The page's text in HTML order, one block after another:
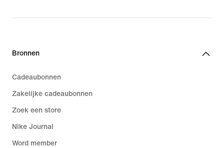
Bronnen
Cadeaubonnen
Zakelijke cadeaubonnen
Zoek een store
Nike Journal
Word member